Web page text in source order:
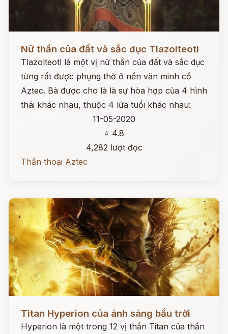
Nữ thần của đất và sắc dục Tlazolteotl
Tlazolteotl là một vị nữ thần của đất và sắc dục
từng rất được phụng thờ ở nền văn minh cổ
Aztec. Bà được cho là là sự hòa hợp của 4 hình
thái khác nhau, thuộc 4 lứa tuổi khác nhau:
11-05-2020
⭐ 4.8
4,282 lượt đọc
Thần thoại Aztec
Titan Hyperion của ánh sáng bầu trời
Hyperion là một trong 12 vị thần Titan của thần